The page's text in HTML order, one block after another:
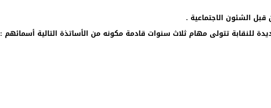
الشئون الاجتماعية .
للنقابة تتولى مهام ثلاث سنوات قادمة مكونه من الأساتذة التالية أسمائهم :